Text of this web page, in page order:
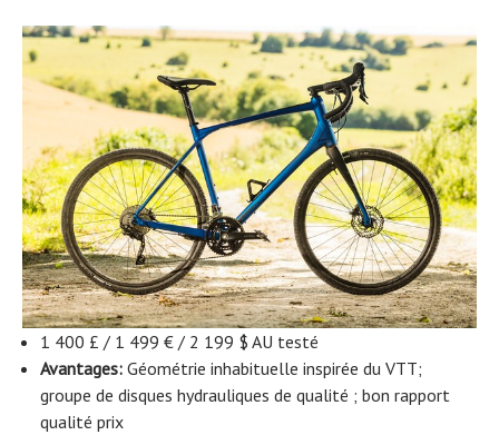
1 400 £ / 1 499 € / 2 199 $ AU testé
Avantages: Géométrie inhabituelle inspirée du VTT;
groupe de disques hydrauliques de qualité ; bon rapport
qualité prix